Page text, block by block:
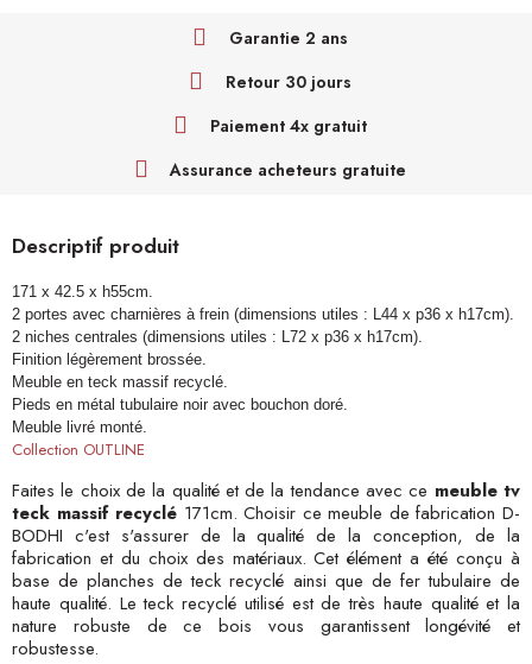
Garantie 2 ans
Retour 30 jours
Paiement 4x gratuit
Assurance acheteurs gratuite
Descriptif produit
171 x 42.5 x h55cm.
2 portes avec charnières à frein (dimensions utiles : L44 x p36 x h17cm).
2 niches centrales (dimensions utiles : L72 x p36 x h17cm).
Finition légèrement brossée.
Meuble en teck massif recyclé.
Pieds en métal tubulaire noir avec bouchon doré.
Meuble livré monté.
Collection OUTLINE
Faites le choix de la qualité et de la tendance avec ce meuble tv
teck massif recyclé 171cm. Choisir ce meuble de fabrication D-
BODHI c'est s'assurer de la qualité de la conception, de la
fabrication et du choix des matériaux. Cet élément a été conçu à
base de planches de teck recyclé ainsi que de fer tubulaire de
haute qualité. Le teck recyclé utilisé est de très haute qualité et la
nature robuste de ce bois vous garantissent longévité et
robustesse.